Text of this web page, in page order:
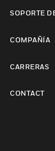
SOPORTE
COMPAÑÍA
CARRERAS
CONTACT